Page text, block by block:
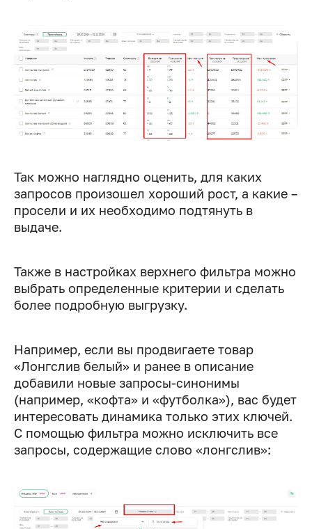
Так можно наглядно оценить, для каких
запросов произошел хороший рост, а какие –
просели и их необходимо подтянуть в
выдаче.
Также в настройках верхнего фильтра можно
выбрать определенные критерии и сделать
более подробную выгрузку.
Например, если вы продвигаете товар
«Лонгслив белый» и ранее в описание
добавили новые запросы-синонимы
(например, «кофта» и «футболка»), вас будет
интересовать динамика только этих ключей.
С помощью фильтра можно исключить все
запросы, содержащие слово «лонгслив»: